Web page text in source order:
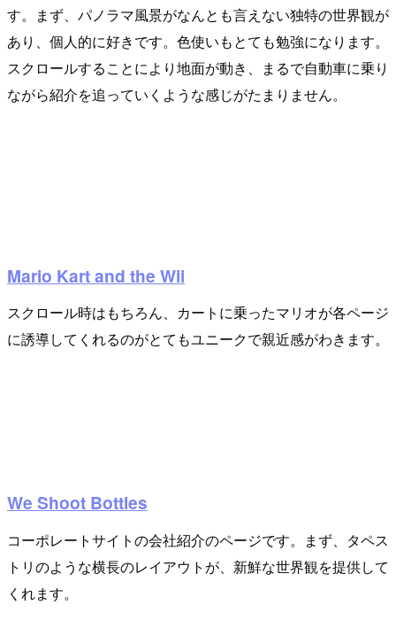
す。まず、パノラマ風景がなんとも言えない独特の世界観が
あり、個人的に好きです。色使いもとても勉強になります。
スクロールすることにより地面が動き、まるで自動車に乗り
ながら紹介を追っていくような感じがたまりません。
Mario Kart and the Wii
スクロール時はもちろん、カートに乗ったマリオが各ページ
に誘導してくれるのがとてもユニークで親近感がわきます。
We Shoot Bottles
コーポレートサイトの会社紹介のページです。まず、タペス
トリのような横長のレイアウトが、新鮮な世界観を提供して
くれます。